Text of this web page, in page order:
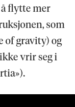
flytte mer
som
of gravity) og
vrir seg i